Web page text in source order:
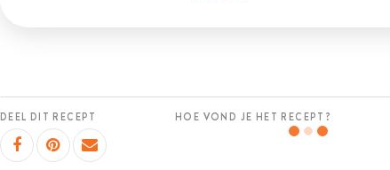
DEEL DIT RECEPT HOE VOND JE HET RECEPT?